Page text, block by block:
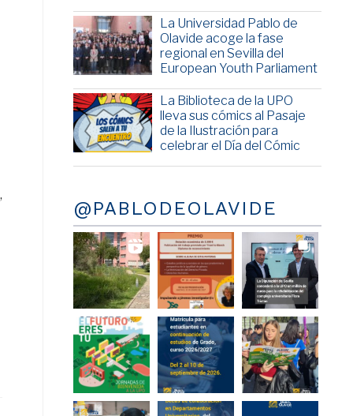
La Universidad Pablo de
Olavide acoge la fase
regional en Sevilla del
European Youth Parliament
La Biblioteca de la UPO
lleva sus cómics al Pasaje
de la Ilustración para
celebrar el Día del Cómic
@PABLODEOLAVIDE